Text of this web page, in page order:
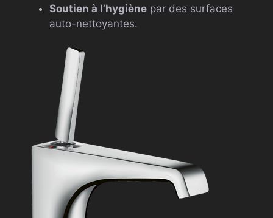
Soutien à l’hygiène par des surfaces
auto-nettoyantes.